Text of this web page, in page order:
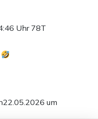
Uhr 78T
22.05.2026 um